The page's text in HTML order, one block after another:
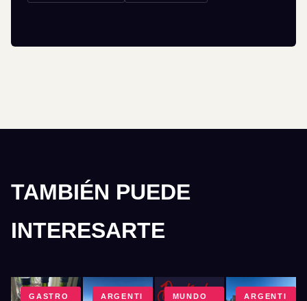
TAMBIÉN PUEDE
INTERESARTE
GASTRO
ARGENTI
MUNDO
ARGENTI